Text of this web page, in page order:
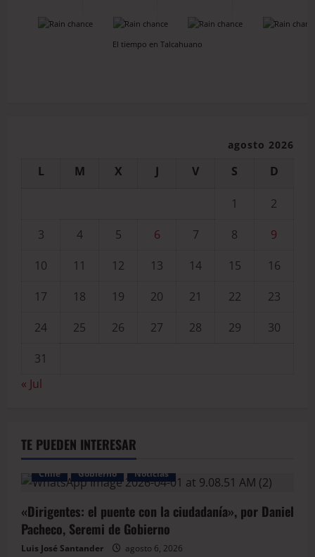
- - - -
El tiempo en Talcahuano
agosto 2026
L M X J V S D
1
2
3
4 5 6 7 8
9
10
11 12 13 14 15
16
17
18 19 20 21 22
23
24
25 26 27 28 29
30
31
« Jul
TE PUEDEN INTERESAR
Chile Gobierno Noticias
«Dirigentes: el puente con la ciudadanía», por Daniel
Pacheco, Seremi de Gobierno
Luis José Santander
agosto 6, 2026